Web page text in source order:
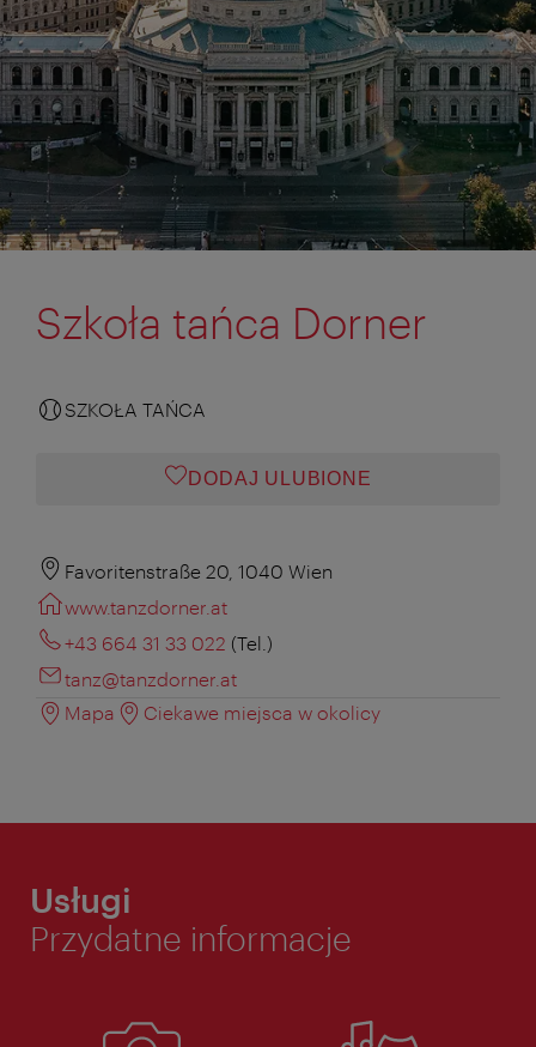
Szkoła tańca Dorner
SZKOŁA TAŃCA
DODAJ ULUBIONE
Favoritenstraße 20, 1040 Wien
www.tanzdorner.at
+43 664 31 33 022 (Tel.)
tanz@tanzdorner.at
Mapa
Ciekawe miejsca w okolicy
Usługi
Przydatne informacje